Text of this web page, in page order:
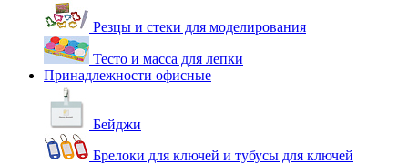
Резцы и стеки для моделирования
Тесто и масса для лепки
Принадлежности офисные
Бейджи
Брелоки для ключей и тубусы для ключей